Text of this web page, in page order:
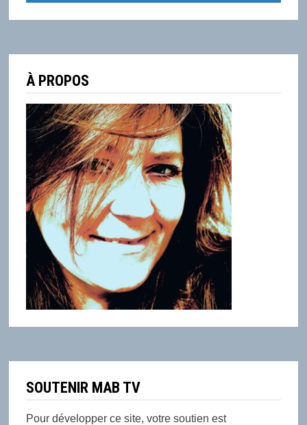
À PROPOS
SOUTENIR MAB TV
Pour développer ce site, votre soutien est